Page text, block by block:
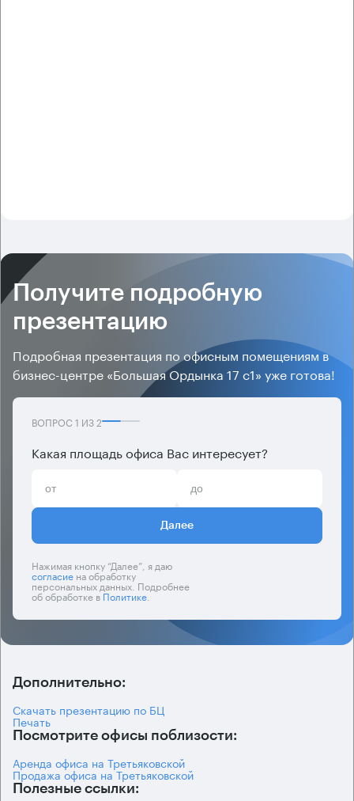
Получите подробную
презентацию
Подробная презентация по офисным помещениям в
бизнес-центре «Большая Ордынка 17 с1» уже готова!
ВОПРОС 1 ИЗ2
Какая площадь офиса Вас интересует?
Далее
Нажимая кнопку “Далее”, я даю
согласиена обработку
персональных данных. Подробнее
об обработке вПолитике.
Дополнительно:
Скачать презентацию по БЦ
Печать
Посмотрите офисы поблизости:
Аренда офиса на Третьяковской
Продажа офиса на Третьяковской
Полезные ссылки: